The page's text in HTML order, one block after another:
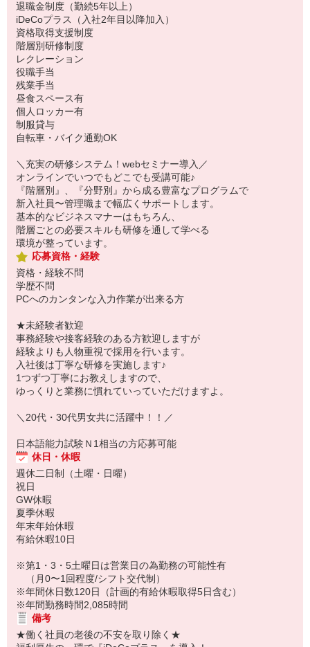
退職金制度（勤続5年以上）
iDeCoプラス（入社2年目以降加入）
資格取得支援制度
階層別研修制度
レクレーション
役職手当
残業手当
昼食スペース有
個人ロッカー有
制服貸与
自転車・バイク通勤OK
＼充実の研修システム！webセミナー導入／
オンラインでいつでもどこでも受講可能♪
『階層別』、『分野別』から成る豊富なプログラムで
新入社員〜管理職まで幅広くサポートします。
基本的なビジネスマナーはもちろん、
階層ごとの必要スキルも研修を通して学べる
環境が整っています。
応募資格・経験
資格・経験不問
学歴不問
PCへのカンタンな入力作業が出来る方
★未経験者歓迎
事務経験や接客経験のある方歓迎しますが
経験よりも人物重視で採用を行います。
入社後は丁寧な研修を実施します♪
1つずつ丁寧にお教えしますので、
ゆっくりと業務に慣れていっていただけますよ。
＼20代・30代男女共に活躍中！！／
日本語能力試験Ｎ1相当の方応募可能
休日・休暇
週休二日制（土曜・日曜）
祝日
GW休暇
夏季休暇
年末年始休暇
有給休暇10日
※第1・3・5土曜日は営業日の為勤務の可能性有
（月0〜1回程度/シフト交代制）
※年間休日数120日（計画的有給休暇取得5日含む）
※年間勤務時間2,085時間
備考
★働く社員の老後の不安を取り除く★